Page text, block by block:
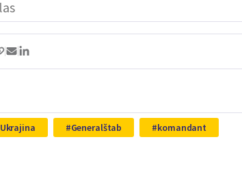
Ukrajina Generalštab
komandant